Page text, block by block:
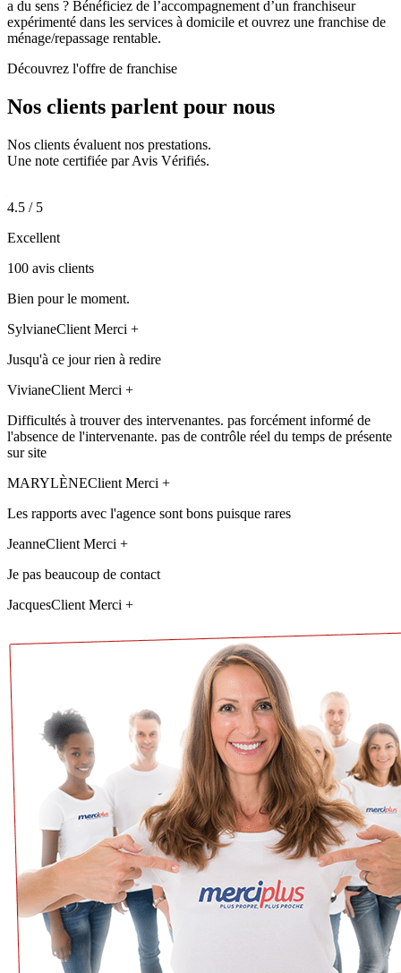
a du sens ? Bénéficiez de l’accompagnement d’un franchiseur
expérimenté dans les services à domicile et ouvrez une franchise de
ménage/repassage rentable.
Découvrez l'offre de franchise
Nos clients parlent pour nous
Nos clients évaluent nos prestations.
Une note certifiée par Avis Vérifiés.
4.5 / 5
Excellent
100 avis clients
Bien pour le moment.
SylvianeClient Merci +
Jusqu'à ce jour rien à redire
VivianeClient Merci +
Difficultés à trouver des intervenantes. pas forcément informé de
l'absence de l'intervenante. pas de contrôle réel du temps de présente
sur site
MARYLÈNEClient Merci +
Les rapports avec l'agence sont bons puisque rares
JeanneClient Merci +
Je pas beaucoup de contact
JacquesClient Merci +